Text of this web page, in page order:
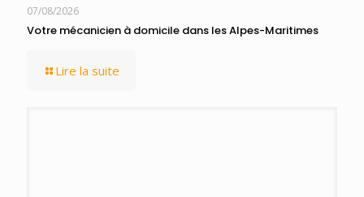
07/08/2026
Votre mécanicien à domicile dans les Alpes-Maritimes
Lire la suite